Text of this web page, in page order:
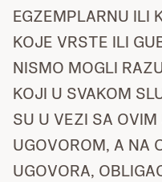
EGZEMPLARNU ILI
KOJE VRSTE ILI
NISMO MOGLI
KOJI U SVAKOM
SU U VEZI SA
UGOVOROM, A NA
UGOVORA,